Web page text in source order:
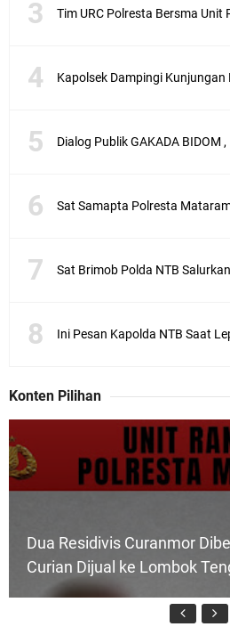
Konten Pilihan
Dua Residivis Curanmor
Curian Dijual ke Lombok